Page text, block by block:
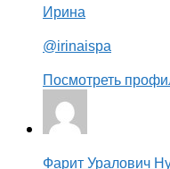
Ирина
@irinaispa
Посмотреть
Фарит Уралович